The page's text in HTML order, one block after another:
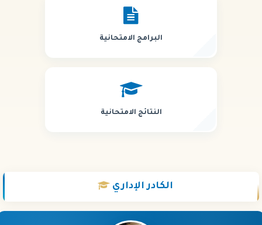
البرامج الامتحانية
النتائج الامتحانية
الكادر الإداري